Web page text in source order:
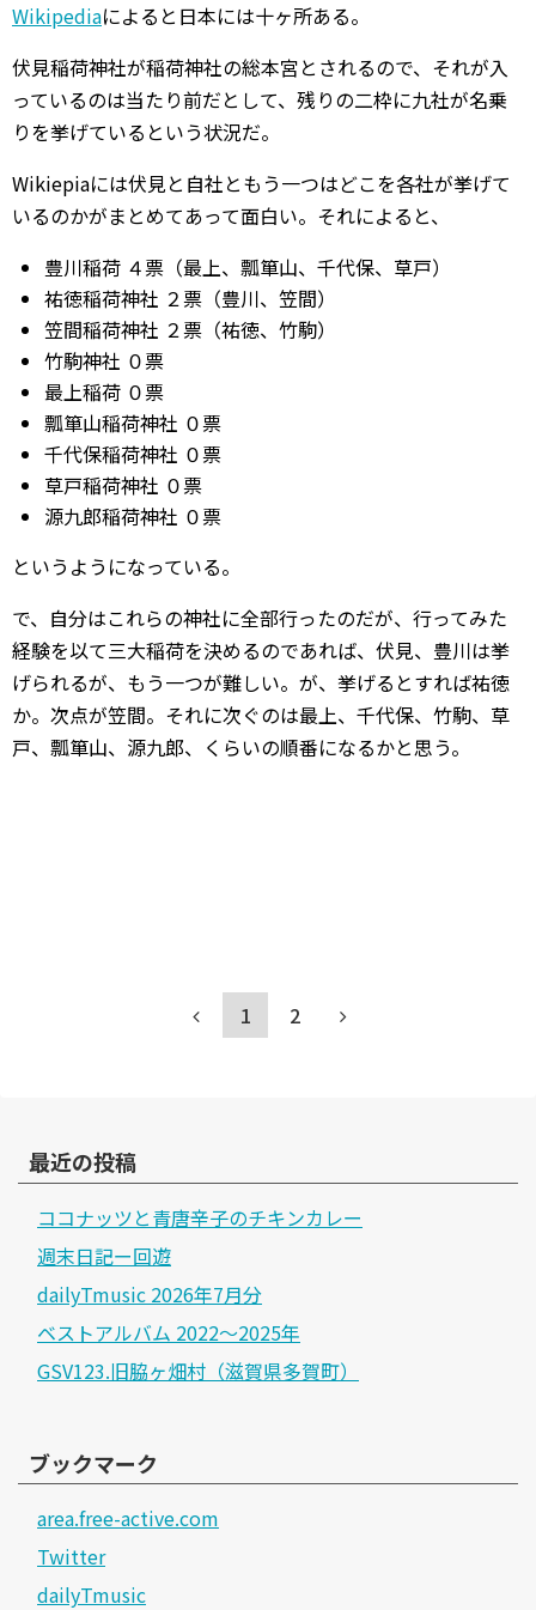
Wikipediaによると日本には十ヶ所ある。
伏見稲荷神社が稲荷神社の総本宮とされるので、それが入
っているのは当たり前だとして、残りの二枠に九社が名乗
りを挙げているという状況だ。
Wikiepiaには伏見と自社ともう一つはどこを各社が挙げて
いるのかがまとめてあって面白い。それによると、
豊川稲荷 ４票（最上、瓢箪山、千代保、草戸）
祐徳稲荷神社 ２票（豊川、笠間）
笠間稲荷神社 ２票（祐徳、竹駒）
竹駒神社 ０票
最上稲荷 ０票
瓢箪山稲荷神社 ０票
千代保稲荷神社 ０票
草戸稲荷神社 ０票
源九郎稲荷神社 ０票
というようになっている。
で、自分はこれらの神社に全部行ったのだが、行ってみた
経験を以て三大稲荷を決めるのであれば、伏見、豊川は挙
げられるが、もう一つが難しい。が、挙げるとすれば祐徳
か。次点が笠間。それに次ぐのは最上、千代保、竹駒、草
戸、瓢箪山、源九郎、くらいの順番になるかと思う。
1 2
最近の投稿
ココナッツと青唐辛子のチキンカレー
週末日記ー回遊
dailyTmusic 2026年7月分
ベストアルバム 2022～2025年
GSV123.旧脇ヶ畑村（滋賀県多賀町）
ブックマーク
area.free-active.com
Twitter
dailyTmusic